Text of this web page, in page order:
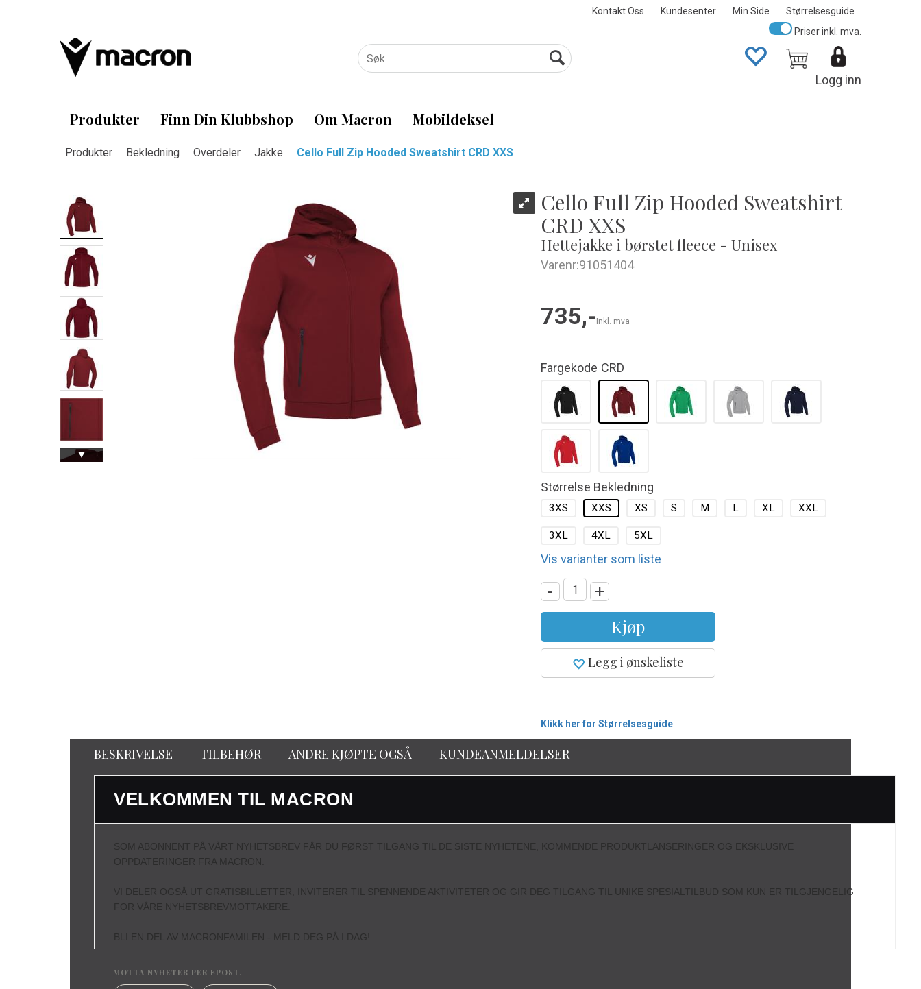
Kontakt Oss Kundesenter Min Side Størrelsesguide
Logg inn
Priser inkl. mva.
Produkter Finn Din Klubbshop Om Macron Mobildeksel
Produkter Bekledning Overdeler Jakke Cello Full Zip Hooded Sweatshirt CRD XXS
Cello Full Zip Hooded Sweatshirt
CRD XXS
Hettejakke i børstet fleece - Unisex
Varenr:91051404
735,- Inkl. mva
Fargekode CRD
Størrelse Bekledning
3XS XXS XS S M L XL XXL
3XL 4XL 5XL
Vis varianter som liste
- +
Kjøp
Legg i ønskeliste
Klikk her for Størrelsesguide
BESKRIVELSE TILBEHØR ANDRE KJØPTE OGSÅ KUNDEANMELDELSER
VELKOMMEN TIL MACRON
SOM ABONNENT PÅ VÅRT NYHETSBREV FÅR DU FØRST TILGANG TIL DE SISTE NYHETENE, KOMMENDE PRODUKTLANSERINGER OG EKSKLUSIVE
OPPDATERINGER FRA MACRON.
VI DELER OGSÅ UT GRATISBILLETTER, INVITERER TIL SPENNENDE AKTIVITETER OG GIR DEG TILGANG TIL UNIKE SPESIALTILBUD SOM KUN ER TILGJENGELIG
FOR VÅRE NYHETSBREVMOTTAKERE.
BLI EN DEL AV MACRONFAMILEN - MELD DEG PÅ I DAG!
MOTTA NYHETER PER EPOST.